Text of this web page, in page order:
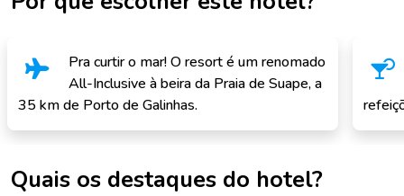
Pra curtir o mar! O resort é um renomado
All-Inclusive à beira da Praia de Suape, a
35 km de Porto de Galinhas.
Quais os destaques do hotel?